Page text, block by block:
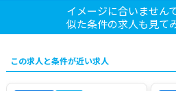
イメージに合いません
似た条件の求人も見て
この求人と条件が近い求人